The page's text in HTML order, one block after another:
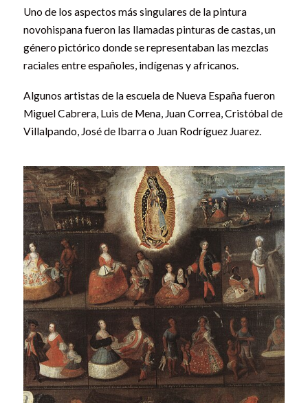
Uno de los aspectos más singulares de la pintura
novohispana fueron las llamadas pinturas de castas, un
género pictórico donde se representaban las mezclas
raciales entre españoles, indígenas y africanos.
Algunos artistas de la escuela de Nueva España fueron
Miguel Cabrera, Luis de Mena, Juan Correa, Cristóbal de
Villalpando, José de Ibarra o Juan Rodríguez Juarez.